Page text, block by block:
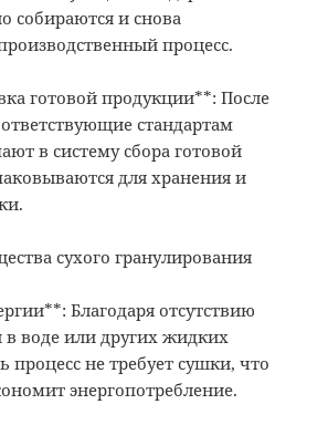
собираются и снова
процесс.
готовой продукции**: После
стандартам
в систему сбора готовой
для хранения и
сухого гранулирования
Благодаря отсутствию
в воде или других жидких
процесс не требует сушки, что
энергопотребление.